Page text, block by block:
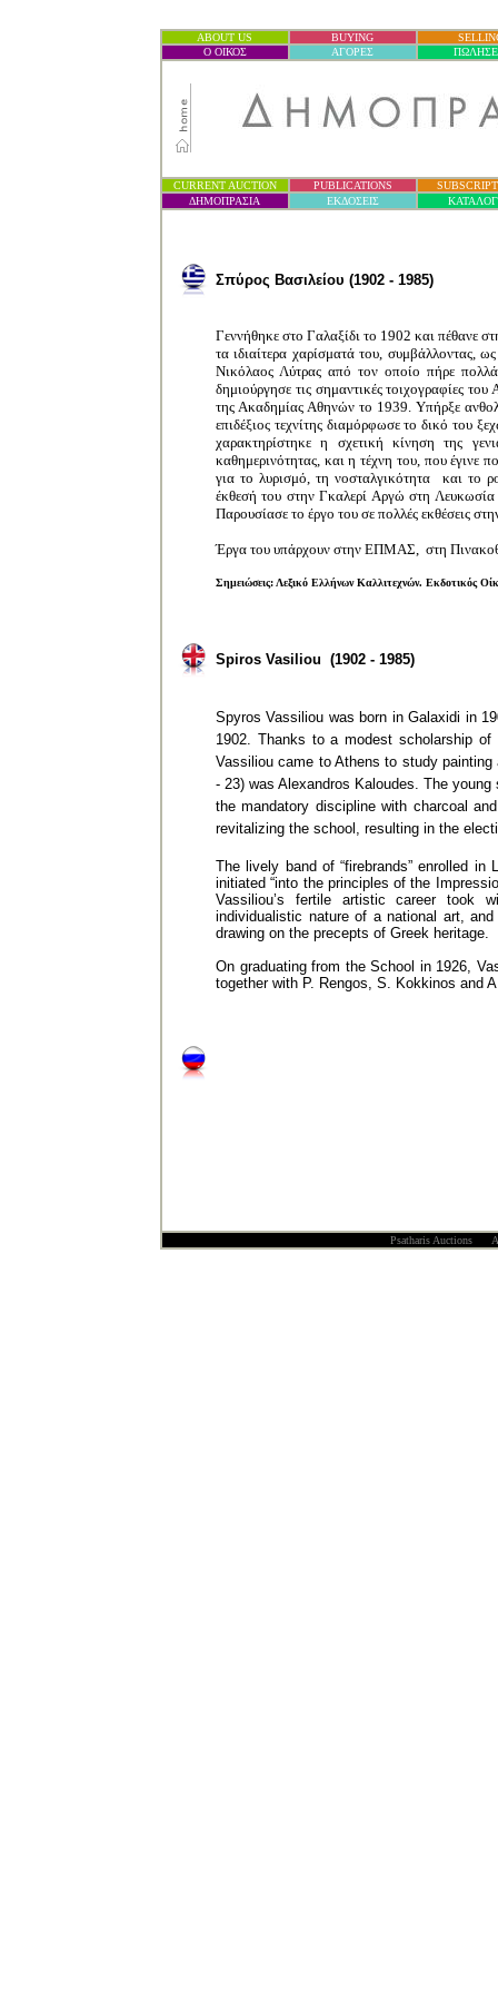
ABOUT US BUYING
Ο ΟΙΚΟΣ
ΑΓΟΡΕΣ
CURRENT AUCTION PUBLICATIONS
ΔΗΜΟΠΡΑΣΙΑ ΕΚΔΟΣΕΙΣ
Σπύρος Βασιλείου (1902 - 1985)
Γεννήθηκε στο Γαλαξίδι το 1902 και πέθανε
τα ιδιαίτερα χαρίσματά του, συμβάλλοντας,
Νικόλαος Λύτρας από τον οποίο πήρε
δημιούργησε τις σημαντικές τοιχογραφίες
της Ακαδημίας Αθηνών το 1939. Υπήρξε
επιδέξιος τεχνίτης διαμόρφωσε το δικό του
χαρακτηρίστηκε η σχετική κίνηση της
καθημερινότητας, και η τέχνη του, που έγινε
για το λυρισμό, τη νοσταλγικότητα και το
έκθεσή του στην Γκαλερί Αργώ στη
Παρουσίασε το έργο του σε πολλές εκθέσεις
Έργα του υπάρχουν στην ΕΠΜΑΣ, στη
Σημειώσεις: Λεξικό Ελλήνων Καλλιτεχνών. Εκδοτικός
Spiros Vasiliou (1902 - 1985)
Spyros Vassiliou was born in Galaxidi in
1902. Thanks to a modest scholarship
Vassiliou came to Athens to study
- 23) was Alexandros Kaloudes. The
the mandatory discipline with charcoal
revitalizing the school, resulting in the
The lively band of “firebrands” enrolled in
initiated “into the principles of the
Vassiliou’s fertile artistic career took
individualistic nature of a national art,
drawing on the precepts of Greek heritage.
On graduating from the School in 1926,
together with P. Rengos, S. Kokkinos and
Psatharis Auctions